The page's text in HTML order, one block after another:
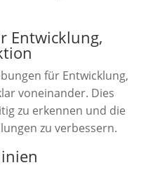
Entwicklung,
für Entwicklung,
voneinander. Dies
zu erkennen und die
zu verbessern.